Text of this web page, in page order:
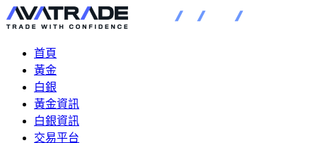
首頁
黃金
白銀
黃金資訊
白銀資訊
交易平台